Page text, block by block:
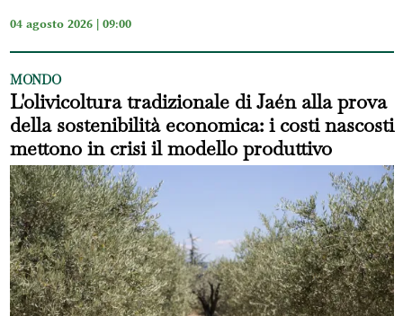
04 agosto 2026 | 09:00
MONDO
L'olivicoltura tradizionale di Jaén alla prova
della sostenibilità economica: i costi nascosti
mettono in crisi il modello produttivo